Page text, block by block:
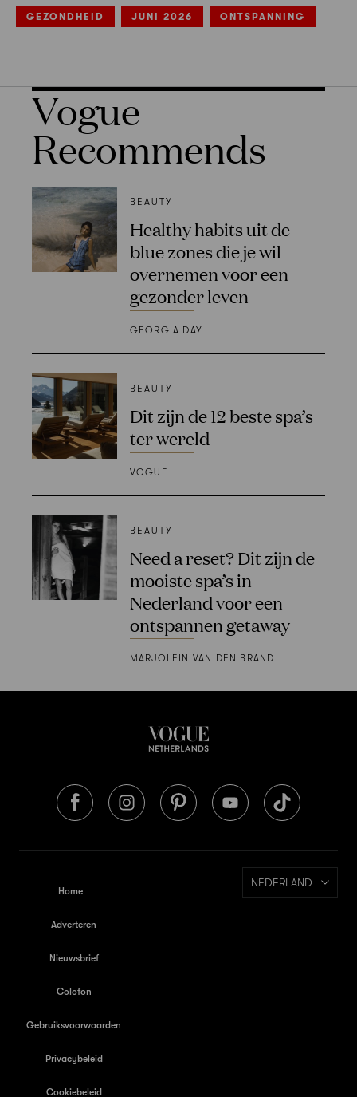
GEZONDHEID JUNI 2026 ONTSPANNING
Vogue
Recommends
BEAUTY
Healthy habits uit de
blue zones die je wil
overnemen voor een
gezonder leven
GEORGIA DAY
BEAUTY
Dit zijn de 12 beste spa’s
ter wereld
VOGUE
BEAUTY
Need a reset? Dit zijn de
mooiste spa’s in
Nederland voor een
ontspannen getaway
MARJOLEIN VAN DEN BRAND
Home
Adverteren
Nieuwsbrief
Colofon
Gebruiksvoorwaarden
Privacybeleid
Cookiebeleid
NEDERLAND